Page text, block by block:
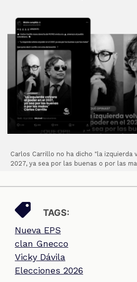
Carlos Carrillo no ha dicho "la izquierda
2027, ya sea por las buenas o por las
TAGS:
Nueva EPS
clan Gnecco
Vicky Dávila
Elecciones 2026